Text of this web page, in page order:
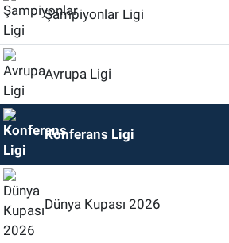
Şampiyonlar Ligi
Avrupa Ligi
Konferans Ligi
Dünya Kupası 2026